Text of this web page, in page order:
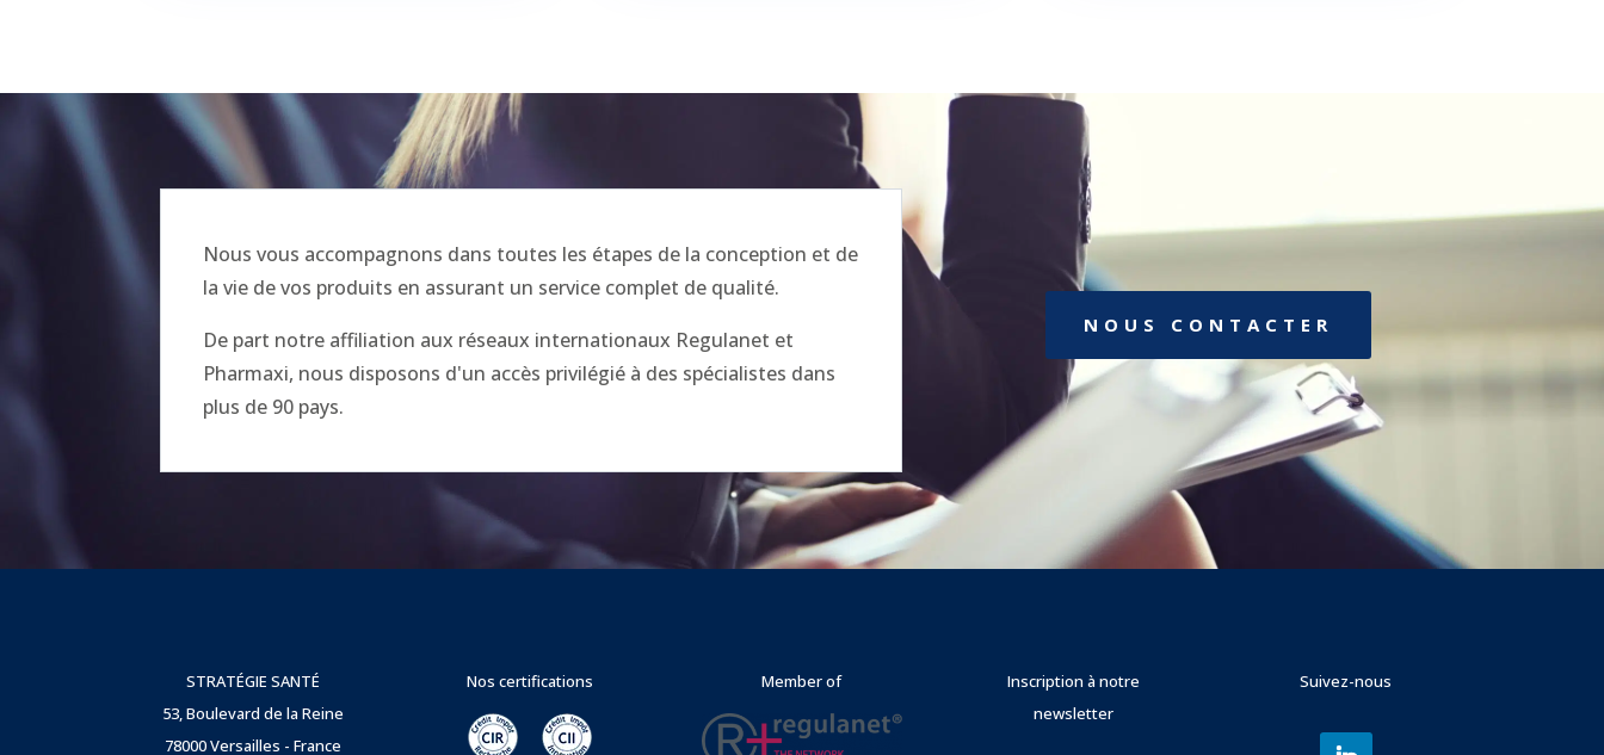
Nous vous accompagnons dans toutes les étapes de la conception et de
la vie de vos produits en assurant un service complet de qualité.
De part notre affiliation aux réseaux internationaux Regulanet et
Pharmaxi, nous disposons d'un accès privilégié à des spécialistes dans
plus de 90 pays.
NOUS CONTACTER
STRATÉGIE SANTÉ
53, Boulevard de la Reine
78000 Versailles - France
Nos certifications Member of
Inscription à notre
newsletter
Suivez-nous